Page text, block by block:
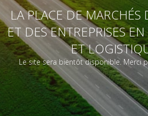
LA PLACE DE MARCHÉS
ET DES ENTREPRISES
ET
Le site sera bientôt disponible. Merci